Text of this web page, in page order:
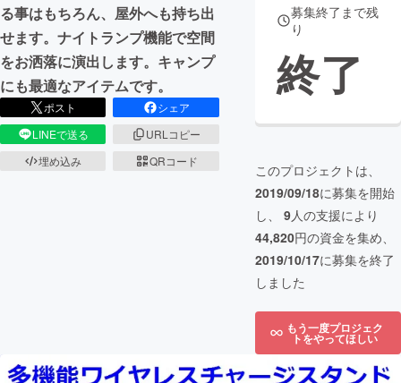
る事はもちろん、屋外へも持ち出
せます。ナイトランプ機能で空間
をお洒落に演出します。キャンプ
にも最適なアイテムです。
ポスト
シェア
LINEで送る
URLコピー
埋め込み
QRコード
募集終了まで残
り
終了
このプロジェクトは、
2019/09/18に募集を開始
し、 9人の支援により
44,820円の資金を集め、
2019/10/17に募集を終了
しました
もう一度プロジェク
トをやってほしい